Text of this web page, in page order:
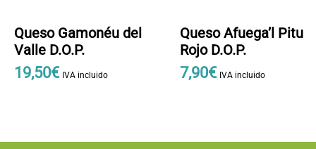
Queso Gamonéu del
Valle D.O.P.
19,50€ IVA incluido
Queso Afuega’l Pitu
Rojo D.O.P.
7,90€ IVA incluido